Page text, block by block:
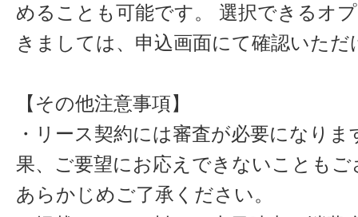
めることも可能です。 選択できるオ
きましては、申込画面にて確認いただ
【その他注意事項】
・リース契約には審査が必要になりま
果、ご要望にお応えできないことも
あらかじめご了承ください。